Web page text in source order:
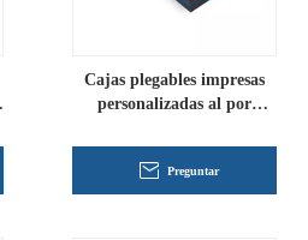
Cajas plegables impresas
personalizadas al por
Preguntar